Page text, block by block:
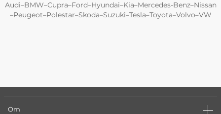
Audi–BMW–Cupra–Ford–Hyundai–Kia–Mercedes-Benz–Nissan
–Peugeot–Polestar–Skoda–Suzuki–Tesla–Toyota–Volvo–VW
Om